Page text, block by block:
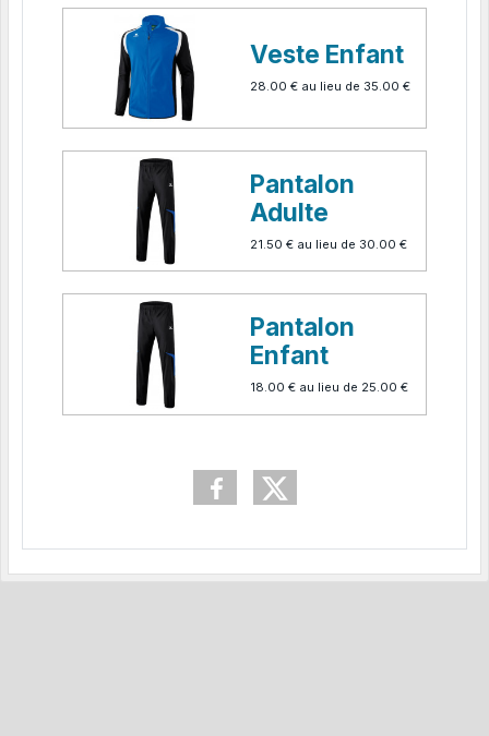
Veste Enfant
28.00 € au lieu de 35.00 €
Pantalon
Adulte
21.50 € au lieu de 30.00 €
Pantalon
Enfant
18.00 € au lieu de 25.00 €